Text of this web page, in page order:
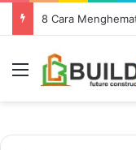
8 Cara
Menu